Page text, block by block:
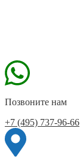
Позвоните нам
+7 (495) 737-96-66